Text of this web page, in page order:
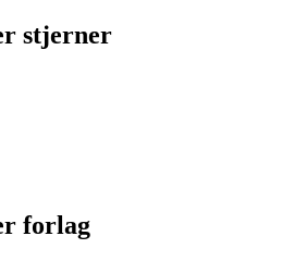
stjerner
forlag